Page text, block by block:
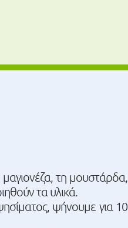
τη μουστάρδα,
τα υλικά.
ψήνουμε για 10